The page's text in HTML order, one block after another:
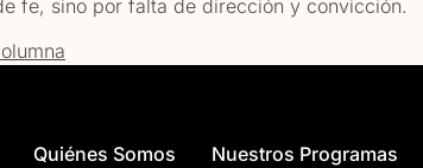
fe, sino por falta de dirección y convicción.
Quiénes Somos Nuestros Programas